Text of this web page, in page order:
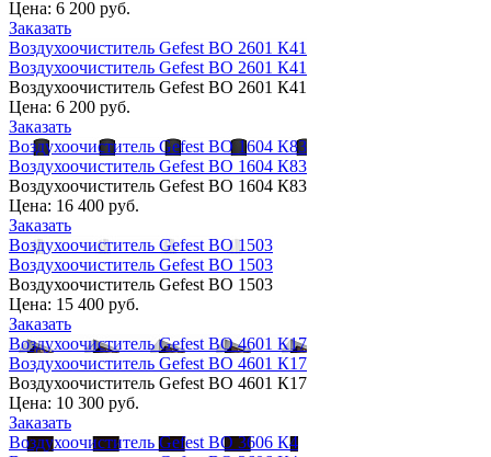
Цена: 6 200 руб.
Заказать
Воздухоочиститель Gefest ВО 2601 К41
Воздухоочиститель Gefest ВО 2601 К41
Воздухоочиститель Gefest ВО 2601 К41
Цена: 6 200 руб.
Заказать
Воздухоочиститель Gefest ВО 1604 К83
Воздухоочиститель Gefest ВО 1604 К83
Воздухоочиститель Gefest ВО 1604 К83
Цена: 16 400 руб.
Заказать
Воздухоочиститель Gefest ВО 1503
Воздухоочиститель Gefest ВО 1503
Воздухоочиститель Gefest ВО 1503
Цена: 15 400 руб.
Заказать
Воздухоочиститель Gefest ВО 4601 К17
Воздухоочиститель Gefest ВО 4601 К17
Воздухоочиститель Gefest ВО 4601 К17
Цена: 10 300 руб.
Заказать
Воздухоочиститель Gefest ВО 3606 К4